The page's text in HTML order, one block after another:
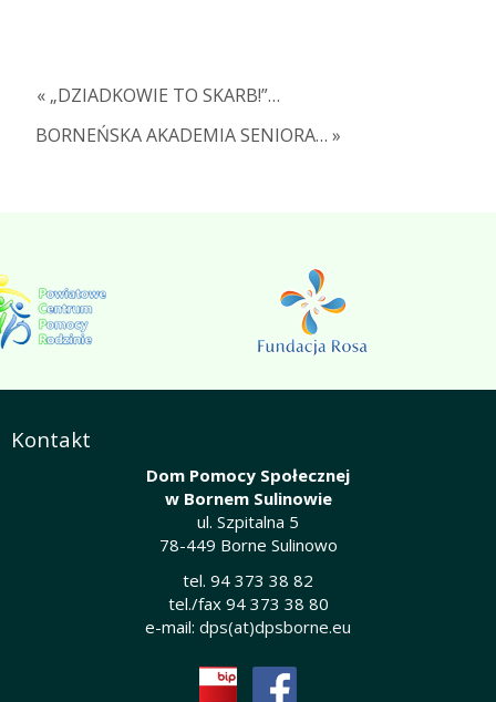
« „DZIADKOWIE TO SKARB!”…
BORNEŃSKA AKADEMIA SENIORA… »
Kontakt
Dom Pomocy Społecznej
w Bornem Sulinowie
ul. Szpitalna 5
78-449 Borne Sulinowo
tel. 94 373 38 82
tel./fax 94 373 38 80
e-mail: dps(at)dpsborne.eu